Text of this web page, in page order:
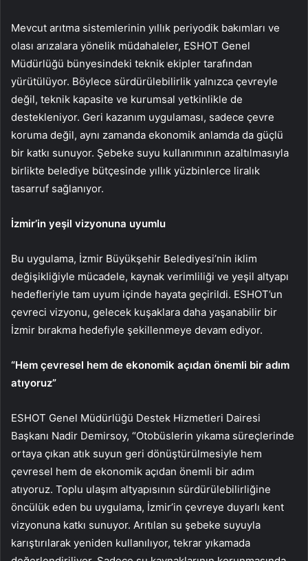
Mevcut arıtma sistemlerinin yıllık periyodik bakımları ve
olası arızalara yönelik müdahaleler, ESHOT Genel
Müdürlüğü bünyesindeki teknik ekipler tarafından
yürütülüyor. Böylece sürdürülebilirlik yalnızca çevreyle
değil, teknik kapasite ve kurumsal yetkinlikle de
destekleniyor. Geri kazanım uygulaması, sadece çevre
koruma değil, aynı zamanda ekonomik anlamda da güçlü
bir katkı sunuyor. Şebeke suyu kullanımının azaltılmasıyla
birlikte belediye bütçesinde yıllık yüzbinlerce liralık
tasarruf sağlanıyor.
İzmir’in yeşil vizyonuna uyumlu
Bu uygulama, İzmir Büyükşehir Belediyesi’nin iklim
değişikliğiyle mücadele, kaynak verimliliği ve yeşil altyapı
hedefleriyle tam uyum içinde hayata geçirildi. ESHOT’un
çevreci vizyonu, gelecek kuşaklara daha yaşanabilir bir
İzmir bırakma hedefiyle şekillenmeye devam ediyor.
“Hem çevresel hem de ekonomik açıdan önemli bir adım
atıyoruz”
ESHOT Genel Müdürlüğü Destek Hizmetleri Dairesi
Başkanı Nadir Demirsoy, “Otobüslerin yıkama süreçlerinde
ortaya çıkan atık suyun geri dönüştürülmesiyle hem
çevresel hem de ekonomik açıdan önemli bir adım
atıyoruz. Toplu ulaşım altyapısının sürdürülebilirliğine
öncülük eden bu uygulama, İzmir’in çevreye duyarlı kent
vizyonuna katkı sunuyor. Arıtılan su şebeke suyuyla
karıştırılarak yeniden kullanılıyor, tekrar yıkamada